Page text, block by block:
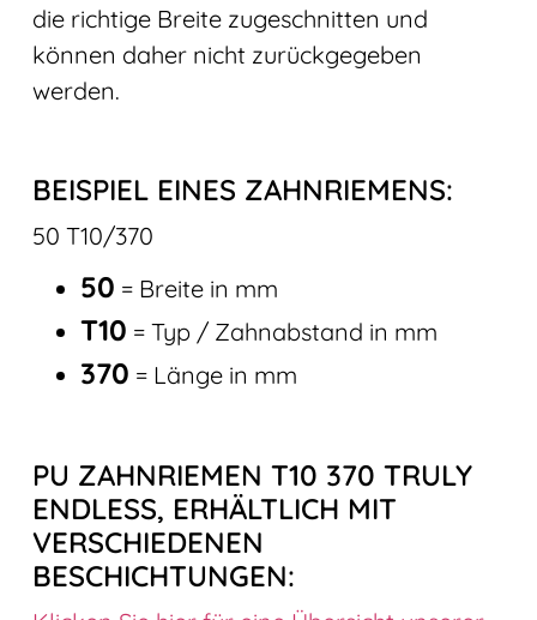
die richtige Breite zugeschnitten und
können daher nicht zurückgegeben
werden.
BEISPIEL EINES ZAHNRIEMENS:
50 T10/370
50 = Breite in mm
T10 = Typ / Zahnabstand in mm
370 = Länge in mm
PU ZAHNRIEMEN T10 370 TRULY
ENDLESS, ERHÄLTLICH MIT
VERSCHIEDENEN
BESCHICHTUNGEN: